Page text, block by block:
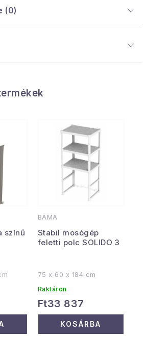
(0)
színű
BAMA
Stabil mosógép
feletti polc SOLIDO 3
75 x 60 x 184 cm
Raktáron
Ft33 837
KOSÁRBA